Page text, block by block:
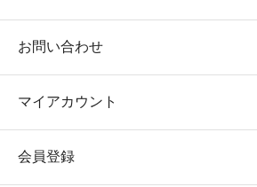
お問い合わせ
マイアカウント
会員登録